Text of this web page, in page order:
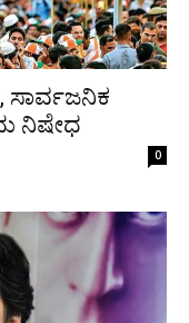
ಸಾರ್ವಜನಿಕ
ನಿಷೇಧ
0